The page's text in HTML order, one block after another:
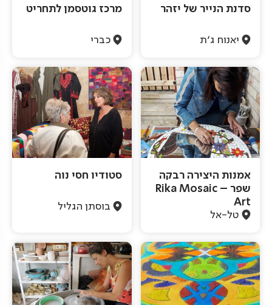
סדנת הנייר של יזהר
יאנוח ג'ת
מרכז גוטסמן לתחריט
כברי
אמנות היצירה רבקה
שפר – Rika Mosaic
Art
טל-אל
סטודיו חסי נוה
בוסתן הגליל